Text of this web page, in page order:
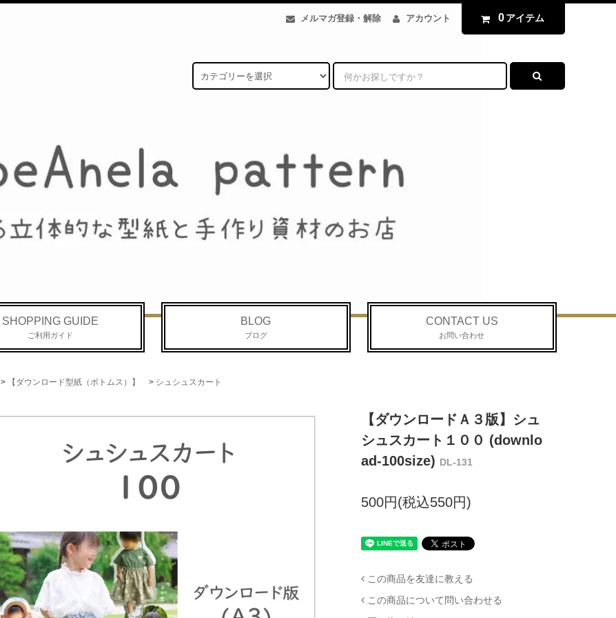
メルマガ登録・解除 アカウント 0 アイテム
SHOPPING GUIDE
ご利用ガイド
BLOG
ブログ
CONTACT US
お問い合わせ
> 【ダウンロード型紙（ボトムス）】 > シュシュスカート
【ダウンロードＡ３版】シュ
シュスカート１００ (downlo
ad-100size) DL-131
500円(税込550円)
この商品を友達に教える
この商品について問い合わせる